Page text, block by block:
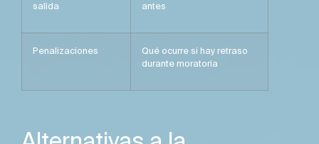
salida
antes
Penalizaciones
Qué ocurre si hay retraso
durante moratoria